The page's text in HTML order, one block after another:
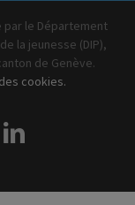
par le Département
la jeunesse (DIP),
de Genève.
cookies.
LinkedIn